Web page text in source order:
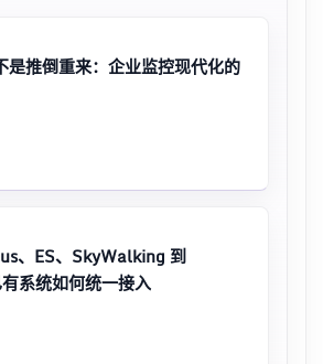
是推倒重来：企业监控现代化的
、ES、SkyWalking 到
系统如何统一接入